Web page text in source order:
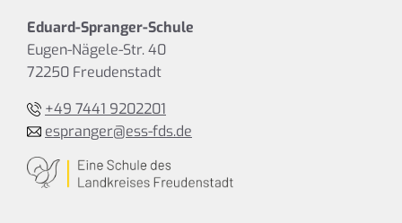
Eduard-Spranger-Schule
Eugen-Nägele-Str. 40
72250 Freudenstadt
+49 7441 9202201
espranger@ess-fds.de